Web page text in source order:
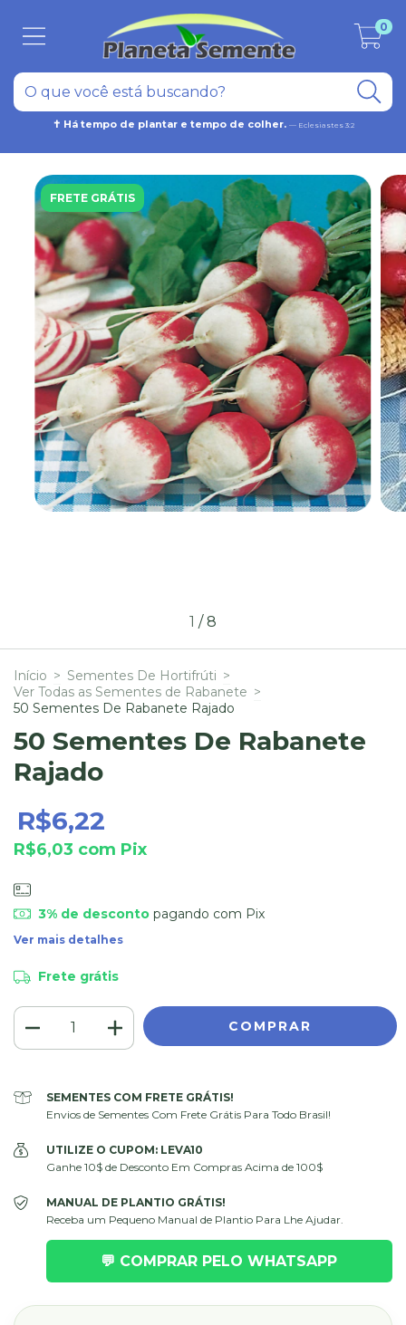
✝ Há tempo de plantar e tempo de colher. — Eclesiastes 3:2
0
FRETE GRÁTIS
1 /8
Início > Sementes De Hortifrúti >
Ver Todas as Sementes de Rabanete >
50 Sementes De Rabanete Rajado
50 Sementes De Rabanete
Rajado
R$6,22
R$6,03 com Pix
3% de descontopagando com Pix
Ver mais detalhes
Frete grátis
SEMENTES COM FRETE GRÁTIS!
Envios de Sementes Com Frete Grátis Para Todo Brasil!
UTILIZE O CUPOM: LEVA10
Ganhe 10$ de Desconto Em Compras Acima de 100$
MANUAL DE PLANTIO GRÁTIS!
Receba um Pequeno Manual de Plantio Para Lhe Ajudar.
💬 COMPRAR PELO WHATSAPP